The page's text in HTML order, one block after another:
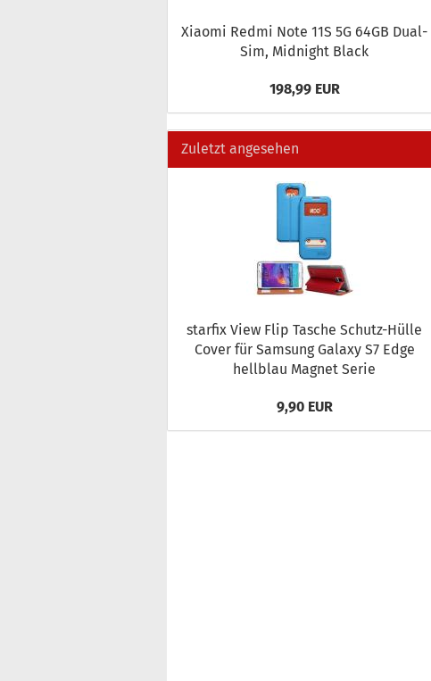
Xiao­mi Redmi Note 11S 5G 64GB Dual-​
Sim, Mid­night Black
198,99 EUR
Zuletzt angesehen
star­fix View Flip Ta­sche Schutz-​Hülle
Cover für Sam­sung Ga­la­xy S7 Edge
hell­blau Ma­gnet Serie
9,90 EUR